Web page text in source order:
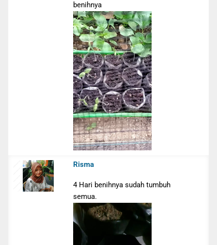
benihnya
Risma
4 Hari benihnya sudah tumbuh
semua.